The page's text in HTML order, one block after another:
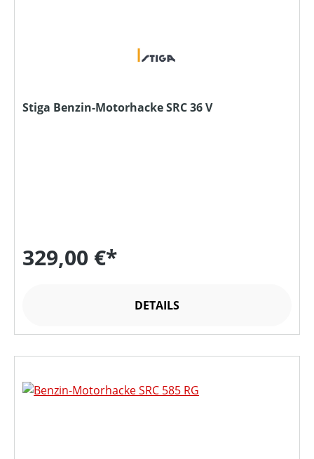
Stiga Benzin-Motorhacke SRC 36 V
329,00 €*
DETAILS